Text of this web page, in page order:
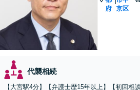
府 京区
代襲相続
【大宮駅4分】【弁護士歴15年以上】【初回相